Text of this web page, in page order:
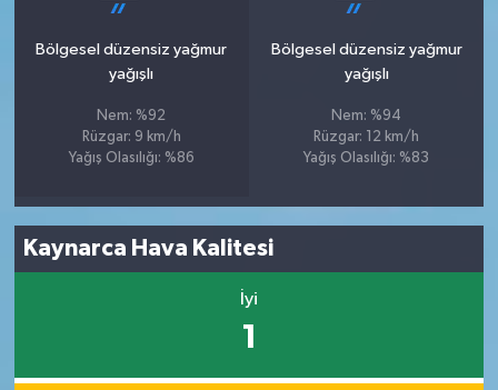
Bölgesel düzensiz yağmur
yağışlı
Nem: %92
Rüzgar: 9 km/h
Yağış Olasılığı: %86
Bölgesel düzensiz yağmur
yağışlı
Nem: %94
Rüzgar: 12 km/h
Yağış Olasılığı: %83
Kaynarca Hava Kalitesi
İyi
1